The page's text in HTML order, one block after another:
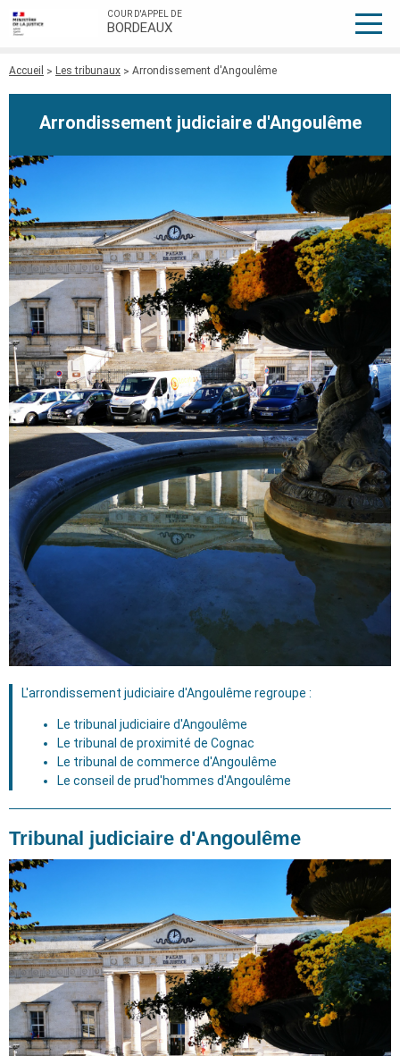
COUR D'APPEL DE
BORDEAUX
Fil
Accueil Les tribunaux Arrondissement d'Angoulême
Arrondissement judiciaire d'Angoulême
L'arrondissement judiciaire d'Angoulême regroupe :
Le tribunal judiciaire d'Angoulême
Le tribunal de proximité de Cognac
Le tribunal de commerce d'Angoulême
Le conseil de prud'hommes d'Angoulême
Tribunal judiciaire d'Angoulême